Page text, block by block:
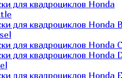
для квадроциклов Honda
для квадроциклов Honda
для квадроциклов Honda
для квадроциклов Honda
для квадроциклов Honda